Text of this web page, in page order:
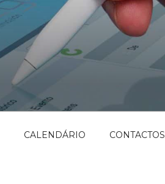
CALENDÁRIO CONTACTOS